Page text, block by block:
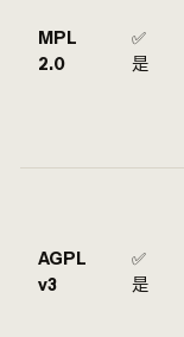
MPL
2.0
✅
是
AGPL
v3
✅
是